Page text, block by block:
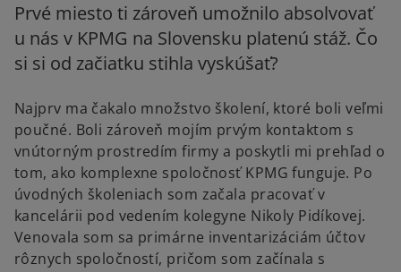
Prvé miesto ti zároveň umožnilo absolvovať
u nás v KPMG na Slovensku platenú stáž. Čo
si si od začiatku stihla vyskúšať?
Najprv ma čakalo množstvo školení, ktoré boli veľmi
poučné. Boli zároveň mojím prvým kontaktom s
vnútorným prostredím firmy a poskytli mi prehľad o
tom, ako komplexne spoločnosť KPMG funguje. Po
úvodných školeniach som začala pracovať v
kancelárii pod vedením kolegyne Nikoly Pidíkovej.
Venovala som sa primárne inventarizáciám účtov
rôznych spoločností, pričom som začínala s